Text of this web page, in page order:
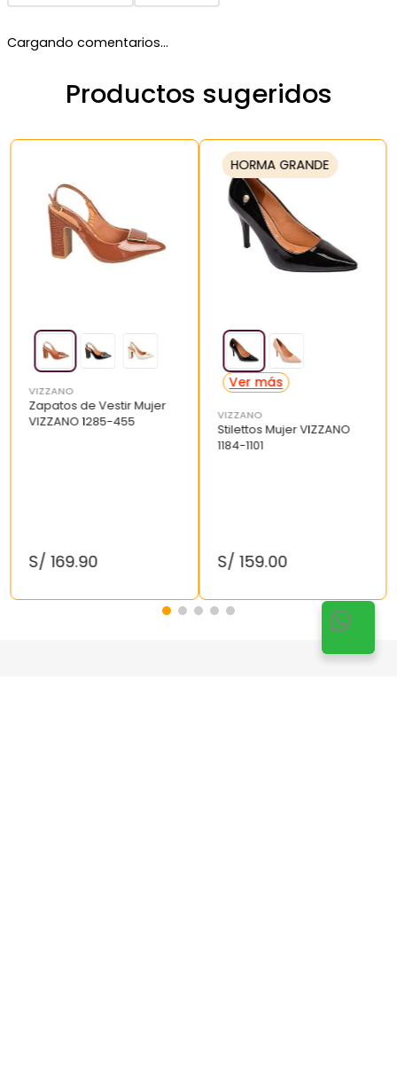
Cargando comentarios…
Productos sugeridos
VIZZANO
Zapatos de Vestir Mujer
VIZZANO 1285-455
S/ 169.90
HORMA GRANDE
VIZZANO
Stilettos Mujer VIZZANO
1184-1101
S/ 159.00